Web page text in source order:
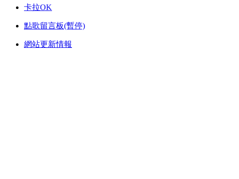
卡拉OK
點歌留言板(暫停)
網站更新情報